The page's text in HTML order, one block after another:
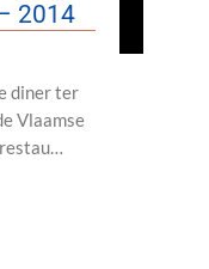
2014
diner ter
Vlaamse